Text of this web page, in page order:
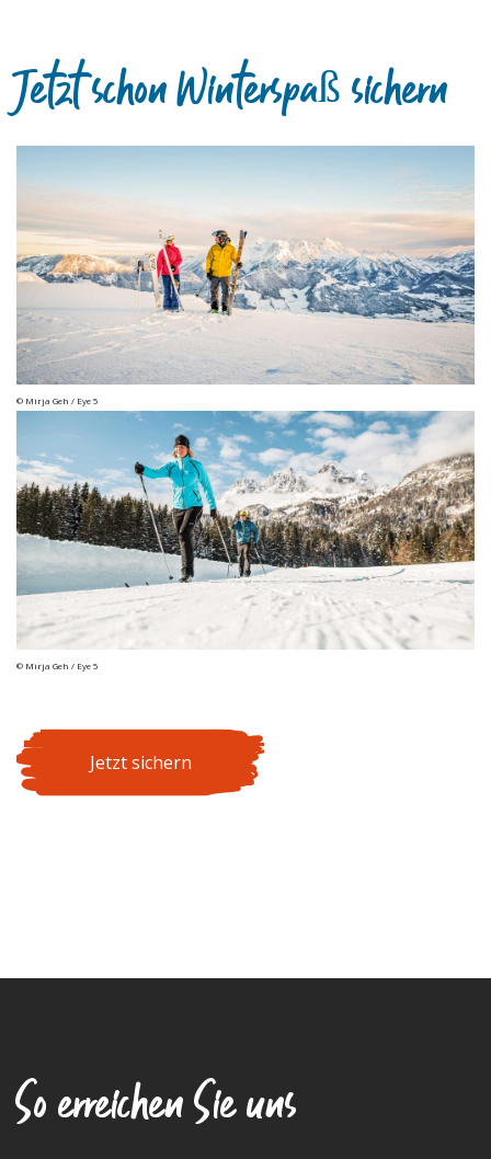
Jetzt schon Winterspaß sichern
© Mirja Geh / Eye 5
© Mirja Geh / Eye 5
Jetzt sichern
So erreichen Sie uns